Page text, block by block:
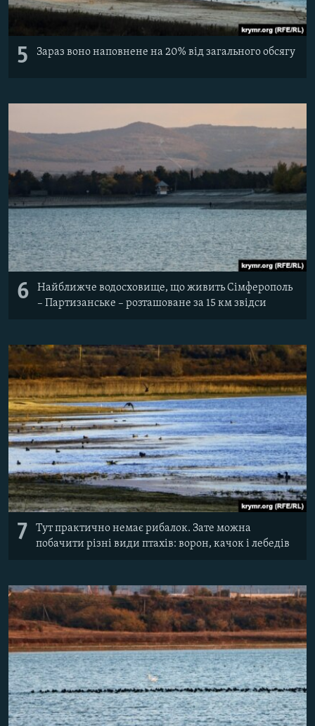
5 Зараз воно наповнене на 20% від загального обсягу
6
Найближче водосховище, що живить Сімферополь
– Партизанське – розташоване за 15 км звідси
7
Тут практично немає рибалок. Зате можна
побачити різні види птахів: ворон, качок і лебедів